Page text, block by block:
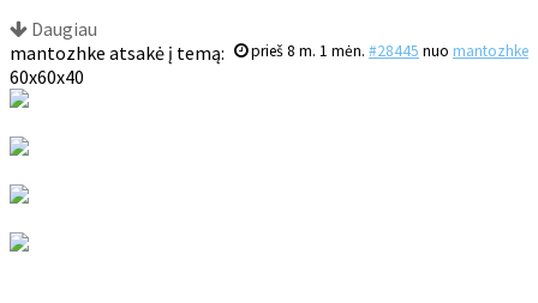
Daugiau
prieš 8 m. 1 mėn. #28445 nuo mantozhke
mantozhke atsakė į temą:
60x60x40